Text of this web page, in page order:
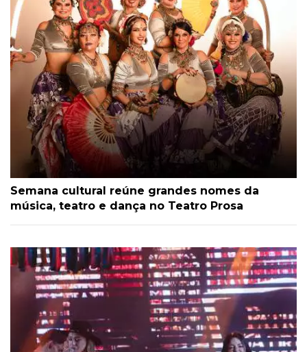
Semana cultural reúne grandes nomes da
música, teatro e dança no Teatro Prosa